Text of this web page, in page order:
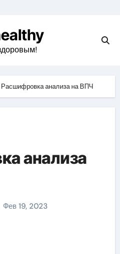
Расшифровка анализа на ВПЧ
анализа
Фев 19, 2023